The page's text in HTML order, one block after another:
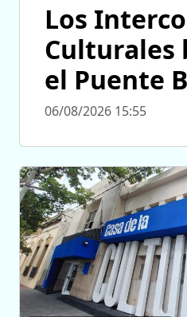
Los
Culturales
el Puente
06/08/2026 15:55